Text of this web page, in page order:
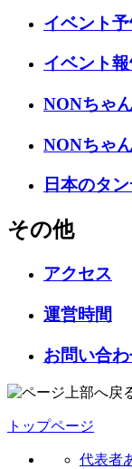
イベント
イベント
NONちゃ
NONちゃ
日本のタ
その他
アクセス
運営時間
お問い合
トップページ
代表者